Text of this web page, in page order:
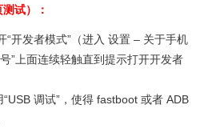
试）：
“开发者模式”（进入 设置 – 关于手机
”上面连续轻触直到提示打开开发者
“USB 调试”，使得 fastboot 或者 ADB